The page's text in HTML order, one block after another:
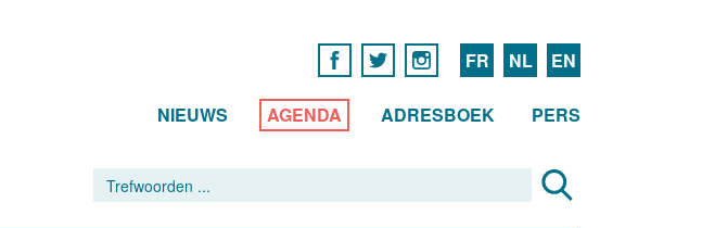
FR NL EN
NIEUWS AGENDA ADRESBOEK PERS